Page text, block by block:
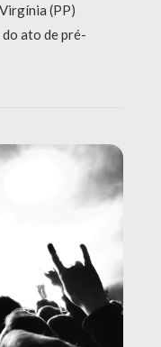
(PP)
ato de pré-